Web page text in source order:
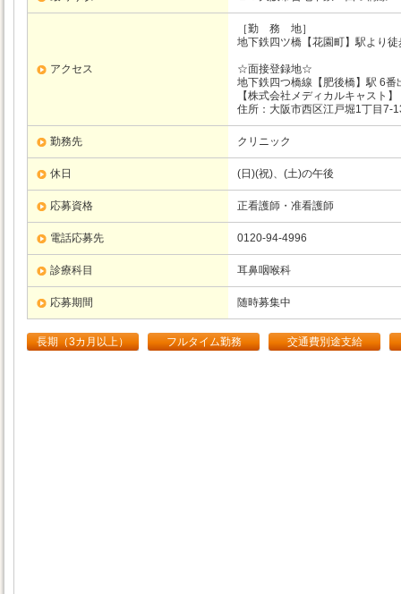
アクセス
［勤 務 地］
地下鉄四ツ橋【花園町】駅より徒
☆面接登録地☆
地下鉄四つ橋線【肥後橋】駅 6番
【株式会社メディカルキャスト】
住所：大阪市西区江戸堀1丁目7-
勤務先 クリニック
休日 (日)(祝)、(土)の午後
応募資格 正看護師・准看護師
電話応募先 0120-94-4996
診療科目 耳鼻咽喉科
応募期間 随時募集中
長期（3カ月以上） フルタイム勤務 交通費別途支給